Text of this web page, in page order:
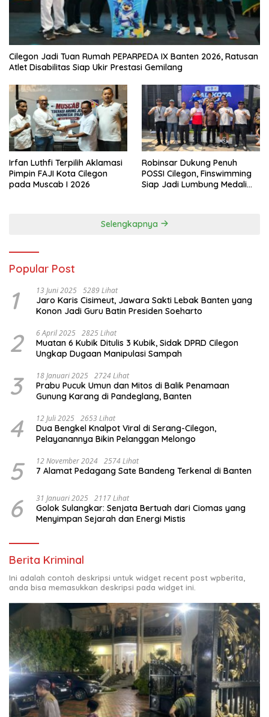
Cilegon Jadi Tuan Rumah PEPARPEDA IX Banten 2026, Ratusan
Atlet Disabilitas Siap Ukir Prestasi Gemilang
Irfan Luthfi Terpilih Aklamasi
Pimpin FAJI Kota Cilegon
pada Muscab I 2026
Robinsar Dukung Penuh
POSSI Cilegon, Finswimming
Siap Jadi Lumbung Medali
Selengkapnya
Popular Post
1 13 Juni 2025 5289 Lihat
Jaro Karis Cisimeut, Jawara Sakti Lebak Banten yang
Konon Jadi Guru Batin Presiden Soeharto
2 6 April 2025 2825 Lihat
Muatan 6 Kubik Ditulis 3 Kubik, Sidak DPRD Cilegon
Ungkap Dugaan Manipulasi Sampah
3 18 Januari 2025 2724 Lihat
Prabu Pucuk Umun dan Mitos di Balik Penamaan
Gunung Karang di Pandeglang, Banten
4 12 Juli 2025 2653 Lihat
Dua Bengkel Knalpot Viral di Serang-Cilegon,
Pelayanannya Bikin Pelanggan Melongo
5 12 November 2024 2574 Lihat
7 Alamat Pedagang Sate Bandeng Terkenal di Banten
6 31 Januari 2025 2117 Lihat
Golok Sulangkar: Senjata Bertuah dari Ciomas yang
Menyimpan Sejarah dan Energi Mistis
Berita Kriminal
Ini adalah contoh deskripsi untuk widget recent post wpberita,
anda bisa memasukkan deskripsi pada widget ini.